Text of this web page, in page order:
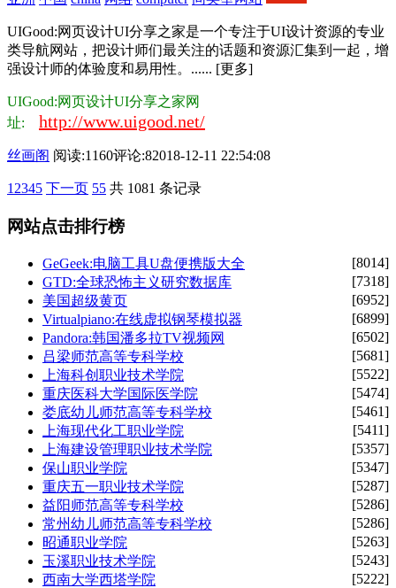
UIGood:网页设计UI分享之家是一个专注于UI设计资源的专业
类导航网站，把设计师们最关注的话题和资源汇集到一起，增
强设计师的体验度和易用性。...... [更多]
UIGood:网页设计UI分享之家网
址: http://www.uigood.net/
丝画阁 阅读:1160评论:82018-12-11 22:54:08
1 2345 下一页 55 共 1081 条记录
网站点击排行榜
GeGeek:电脑工具U盘便携版大全
[8014]
GTD:全球恐怖主义研究数据库
[7318]
美国超级黄页
[6952]
Virtualpiano:在线虚拟钢琴模拟器
[6899]
Pandora:韩国潘多拉TV视频网
[6502]
吕梁师范高等专科学校
[5681]
上海科创职业技术学院
[5522]
重庆医科大学国际医学院
[5474]
娄底幼儿师范高等专科学校
[5461]
上海现代化工职业学院
[5411]
上海建设管理职业技术学院
[5357]
保山职业学院
[5347]
重庆五一职业技术学院
[5287]
益阳师范高等专科学校
[5286]
常州幼儿师范高等专科学校
[5286]
昭通职业学院
[5263]
玉溪职业技术学院
[5243]
西南大学西塔学院
[5222]